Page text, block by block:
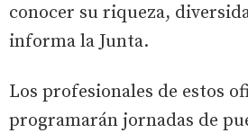
conocer su riqueza,
informa la Junta.
Los profesionales de estos
programarán jornadas de